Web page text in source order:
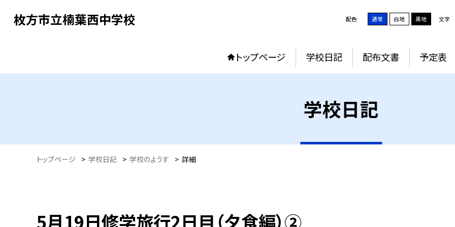
枚方市立楠葉西中学校 配色 通常 白地 黒地 文字
トップページ 学校日記 配布文書 予定表
学校日記
トップページ > 学校日記 > 学校のようす > 詳細
5月19日修学旅行2日目（夕食編）②